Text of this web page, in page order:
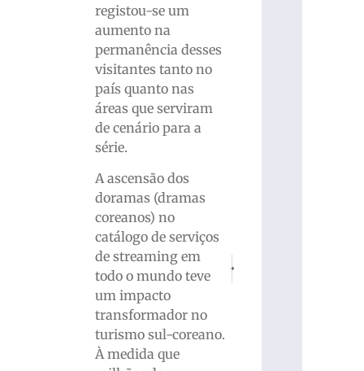
registou-se um
aumento na
permanência desses
visitantes tanto no
país quanto nas
áreas que serviram
de cenário para a
série.
A ascensão dos
doramas (dramas
coreanos) no
catálogo de serviços
de streaming em
todo o mundo teve
um impacto
transformador no
turismo sul-coreano.
À medida que